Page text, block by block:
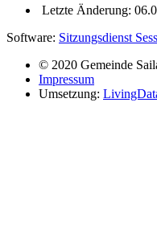
Letzte Änderung:
Software: Sitzungsdienst
© 2020 Gemeinde
Impressum
Umsetzung: